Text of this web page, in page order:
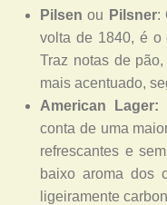
Pilsen ou Pilsner:
volta de 1840, é o
Traz notas de
mais acentuado,
American Lager:
conta de uma
refrescantes e
baixo aroma dos
ligeiramente